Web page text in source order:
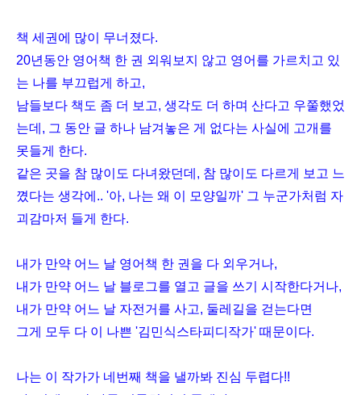
책 세권에 많이 무너졌다.
20년동안 영어책 한 권 외워보지 않고 영어를 가르치고 있
는 나를 부끄럽게 하고,
남들보다 책도 좀 더 보고, 생각도 더 하며 산다고 우쭐했었
는데, 그 동안 글 하나 남겨놓은 게 없다는 사실에 고개를
못들게 한다.
같은 곳을 참 많이도 다녀왔던데, 참 많이도 다르게 보고 느
꼈다는 생각에.. '아, 나는 왜 이 모양일까' 그 누군가처럼 자
괴감마저 들게 한다.
내가 만약 어느 날 영어책 한 권을 다 외우거나,
내가 만약 어느 날 블로그를 열고 글을 쓰기 시작한다거나,
내가 만약 어느 날 자전거를 사고, 둘레길을 걷는다면
그게 모두 다 이 나쁜 '김민식스타피디작가' 때문이다.
나는 이 작가가 네번째 책을 낼까봐 진심 두렵다!!